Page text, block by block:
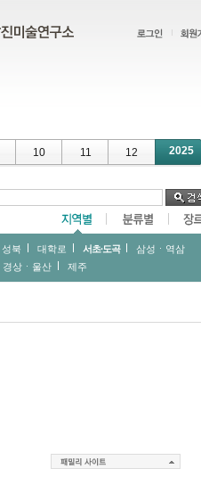
10 11 12 2025
성북 대학로 서초∙도곡
삼성ㆍ역삼
경상ㆍ울산 제주